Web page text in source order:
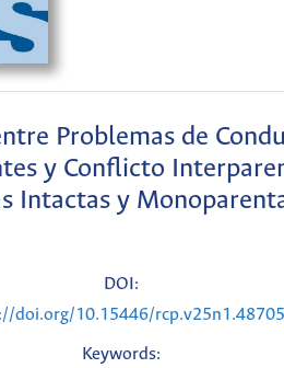
Problemas de
y Conflicto
Intactas y
DOI:
doi.org/10.15446/rcp.v25n1.48705
Keywords: